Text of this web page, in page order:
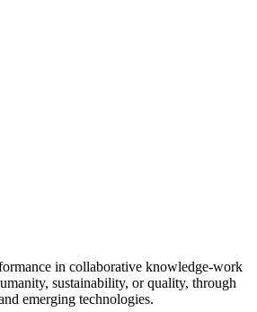
in collaborative knowledge-work
sustainability, or quality, through
emerging technologies.